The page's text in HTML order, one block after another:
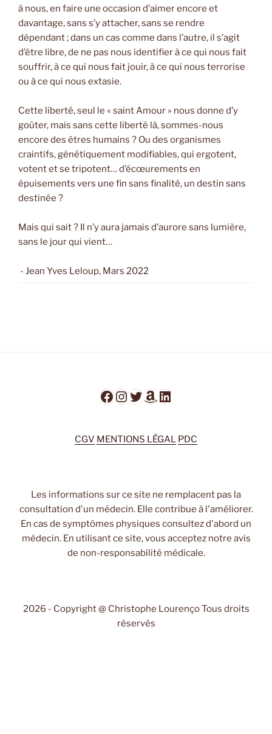
à nous, en faire une occasion d’aimer encore et
davantage, sans s’y attacher, sans se rendre
dépendant ; dans un cas comme dans l’autre, il s’agit
d’être libre, de ne pas nous identifier à ce qui nous fait
souffrir, à ce qui nous fait jouir, à ce qui nous terrorise
ou à ce qui nous extasie.
Cette liberté, seul le « saint Amour » nous donne d’y
goûter, mais sans cette liberté là, sommes-nous
encore des êtres humains ? Ou des organismes
craintifs, génétiquement modifiables, qui ergotent,
votent et se tripotent… d’écœurements en
épuisements vers une fin sans finalité, un destin sans
destinée ?
Mais qui sait ? Il n’y aura jamais d’aurore sans lumière,
sans le jour qui vient…
- Jean Yves Leloup, Mars 2022
Facebook
Instagram
Twitter
Amazon
LinkedIn
CGV MENTIONS LÉGAL PDC
Les informations sur ce site ne remplacent pas la
consultation d'un médecin. Elle contribue à l'améliorer.
En cas de symptômes physiques consultez d'abord un
médecin. En utilisant ce site, vous acceptez notre avis
de non-responsabilité médicale.
2026 - Copyright @ Christophe Lourenço Tous droits
réservés